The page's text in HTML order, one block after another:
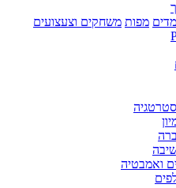
מפות משחקים וצעצועים
ואמבטיה